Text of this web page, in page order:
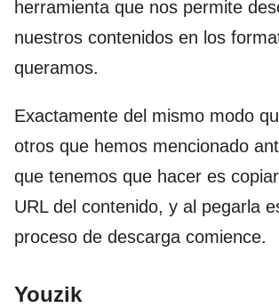
herramienta que nos permite
nuestros contenidos en los
queramos.
Exactamente del mismo modo
otros que hemos mencionado
que tenemos que hacer es
URL del contenido, y al pegarla
proceso de descarga comience.
Youzik